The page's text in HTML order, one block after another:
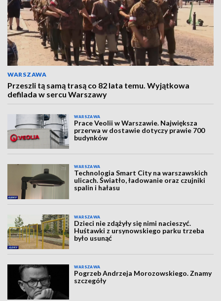
WARSZAWA
Przeszli tą samą trasą co 82 lata temu. Wyjątkowa
defilada w sercu Warszawy
WARSZAWA
Prace Veolii w Warszawie. Największa
przerwa w dostawie dotyczy prawie 700
budynków
WARSZAWA
Technologia Smart City na warszawskich
ulicach. Światło, ładowanie oraz czujniki
spalin i hałasu
WARSZAWA
Dzieci nie zdążyły się nimi nacieszyć.
Huśtawki z ursynowskiego parku trzeba
było usunąć
WARSZAWA
Pogrzeb Andrzeja Morozowskiego. Znamy
szczegóły